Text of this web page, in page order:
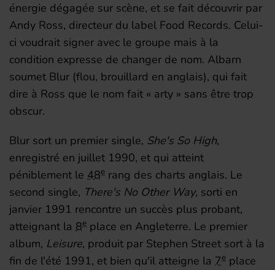
énergie dégagée sur scène, et se fait découvrir par
Andy Ross, directeur du label Food Records. Celui-
ci voudrait signer avec le groupe mais à la
condition expresse de changer de nom. Albarn
soumet Blur (flou, brouillard en anglais), qui fait
dire à Ross que le nom fait « arty » sans être trop
obscur.
Blur sort un premier single, She's So High,
enregistré en juillet 1990, et qui atteint
péniblement le 48e rang des charts anglais. Le
second single, There's No Other Way, sorti en
janvier 1991 rencontre un succès plus probant,
atteignant la 8e place en Angleterre. Le premier
album, Leisure, produit par Stephen Street sort à la
fin de l'été 1991, et bien qu'il atteigne la 7e place